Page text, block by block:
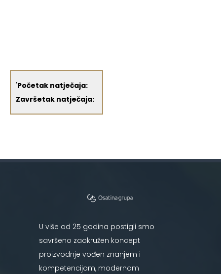
'Početak natječaja:
Završetak natječaja:
U više od 25 godina postigli smo
savršeno zaokružen koncept
proizvodnje vođen znanjem i
kompetencijom, modernom